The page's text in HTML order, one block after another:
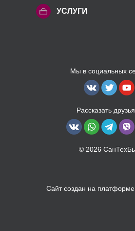
УСЛУГИ
Мы в социальных
Рассказать
© 2026
Сайт создан на платформе